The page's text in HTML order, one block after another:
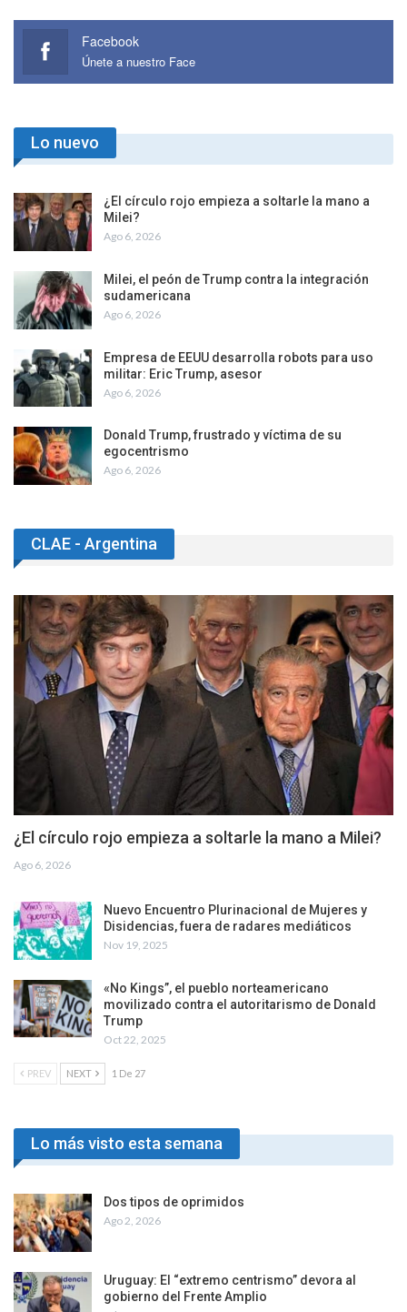
Facebook
Únete a nuestro Face
Lo nuevo
¿El círculo rojo empieza a soltarle la mano a
Milei?
Ago 6, 2026
Milei, el peón de Trump contra la integración
sudamericana
Ago 6, 2026
Empresa de EEUU desarrolla robots para uso
militar: Eric Trump, asesor
Ago 6, 2026
Donald Trump, frustrado y víctima de su
egocentrismo
Ago 6, 2026
CLAE - Argentina
¿El círculo rojo empieza a soltarle la mano a Milei?
Ago 6, 2026
Nuevo Encuentro Plurinacional de Mujeres y
Disidencias, fuera de radares mediáticos
Nov 19, 2025
«No Kings”, el pueblo norteamericano
movilizado contra el autoritarismo de Donald
Trump
Oct 22, 2025
PREV NEXT 1 De 27
Lo más visto esta semana
Dos tipos de oprimidos
Ago 2, 2026
Uruguay: El “extremo centrismo” devora al
gobierno del Frente Amplio